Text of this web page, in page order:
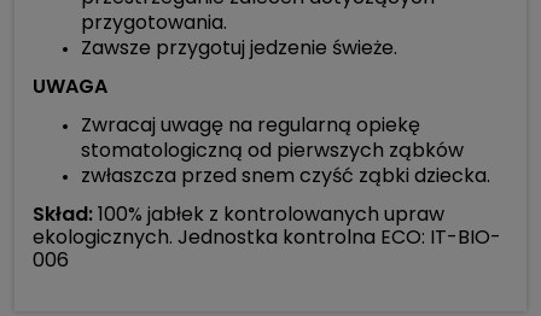
przygotowania.
Zawsze przygotuj jedzenie świeże.
UWAGA
Zwracaj uwagę na regularną opiekę
stomatologiczną od pierwszych ząbków
zwłaszcza przed snem czyść ząbki dziecka.
Skład:100% jabłek z kontrolowanych upraw
ekologicznych. Jednostka kontrolna ECO: IT-BIO-
006